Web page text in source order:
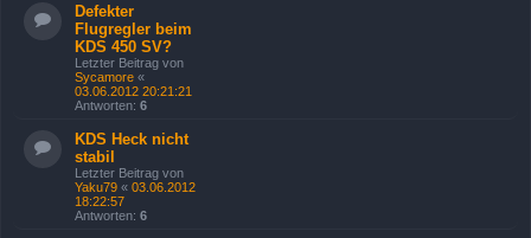
Defekter
Flugregler beim
KDS 450 SV?
Letzter Beitrag von
Sycamore «
03.06.2012 20:21:21
Antworten: 6
KDS Heck nicht
stabil
Letzter Beitrag von
Yaku79 « 03.06.2012
18:22:57
Antworten: 6